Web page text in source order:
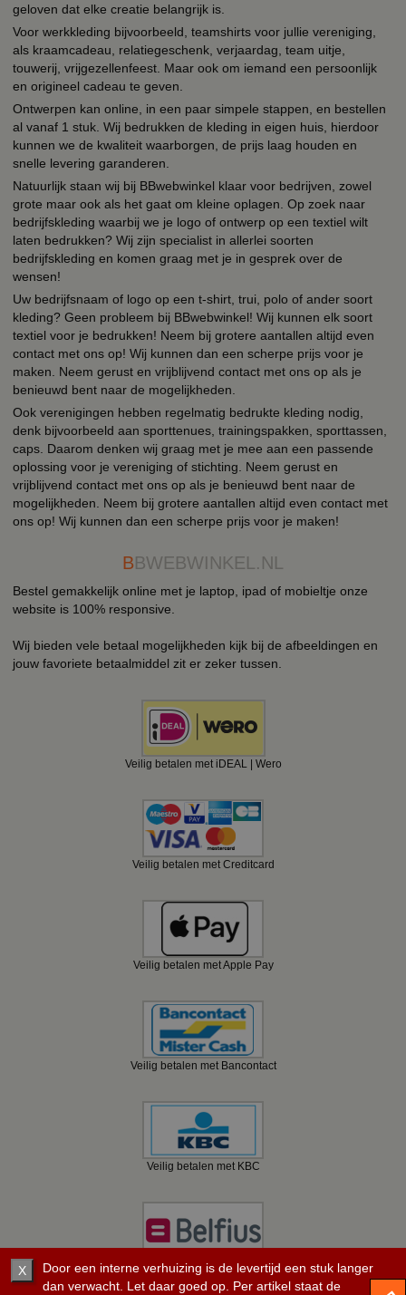
geloven dat elke creatie belangrijk is.
Voor werkkleding bijvoorbeeld, teamshirts voor jullie vereniging,
als kraamcadeau, relatiegeschenk, verjaardag, team uitje,
touwerij, vrijgezellenfeest. Maar ook om iemand een persoonlijk
en origineel cadeau te geven.
Ontwerpen kan online, in een paar simpele stappen, en bestellen
al vanaf 1 stuk. Wij bedrukken de kleding in eigen huis, hierdoor
kunnen we de kwaliteit waarborgen, de prijs laag houden en
snelle levering garanderen.
Natuurlijk staan wij bij BBwebwinkel klaar voor bedrijven, zowel
grote maar ook als het gaat om kleine oplagen. Op zoek naar
bedrijfskleding waarbij we je logo of ontwerp op een textiel wilt
laten bedrukken? Wij zijn specialist in allerlei soorten
bedrijfskleding en komen graag met je in gesprek over de
wensen!
Uw bedrijfsnaam of logo op een t-shirt, trui, polo of ander soort
kleding? Geen probleem bij BBwebwinkel! Wij kunnen elk soort
textiel voor je bedrukken! Neem bij grotere aantallen altijd even
contact met ons op! Wij kunnen dan een scherpe prijs voor je
maken. Neem gerust en vrijblijvend contact met ons op als je
benieuwd bent naar de mogelijkheden.
Ook verenigingen hebben regelmatig bedrukte kleding nodig,
denk bijvoorbeeld aan sporttenues, trainingspakken, sporttassen,
caps. Daarom denken wij graag met je mee aan een passende
oplossing voor je vereniging of stichting. Neem gerust en
vrijblijvend contact met ons op als je benieuwd bent naar de
mogelijkheden. Neem bij grotere aantallen altijd even contact met
ons op! Wij kunnen dan een scherpe prijs voor je maken!
BBWEBWINKEL.NL
Bestel gemakkelijk online met je laptop, ipad of mobieltje onze
website is 100% responsive.
Wij bieden vele betaal mogelijkheden kijk bij de afbeeldingen en
jouw favoriete betaalmiddel zit er zeker tussen.
Veilig betalen met iDEAL | Wero
Veilig betalen met Creditcard
Veilig betalen met Apple Pay
Veilig betalen met Bancontact
Veilig betalen met KBC
Veilig betalen met Belfius
X
Door een interne verhuizing is de levertijd een stuk langer
dan verwacht. Let daar goed op. Per artikel staat de